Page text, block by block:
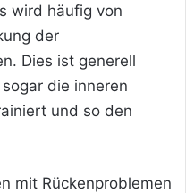
wird häufig von
der
Dies ist generell
die inneren
und so den
mit Rückenproblemen